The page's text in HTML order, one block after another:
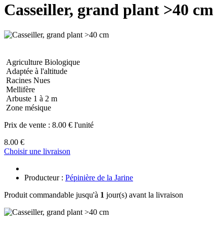
Casseiller, grand plant >40 cm
Agriculture Biologique
Adaptée à l'altitude
Racines Nues
Mellifère
Arbuste 1 à 2 m
Zone mésique
Prix de vente : 8.00 € l'unité
8.00 €
Choisir une livraison
Producteur : Pépinière de la Jarine
Produit commandable jusqu'à 1 jour(s) avant la livraison